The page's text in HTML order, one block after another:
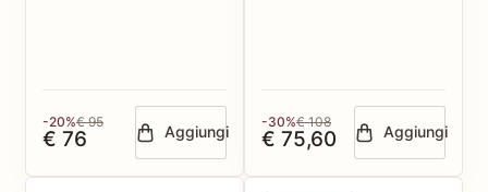
-20%€ 95
€ 76 Aggiungi
-30%€ 108
€ 75,60 Aggiungi